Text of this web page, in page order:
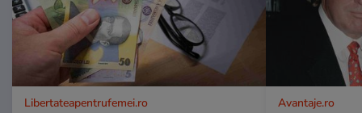
Libertateapentrufemei.ro Avantaje.ro